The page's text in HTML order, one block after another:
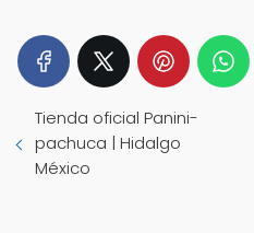
Tienda oficial Panini-
pachuca | Hidalgo
México